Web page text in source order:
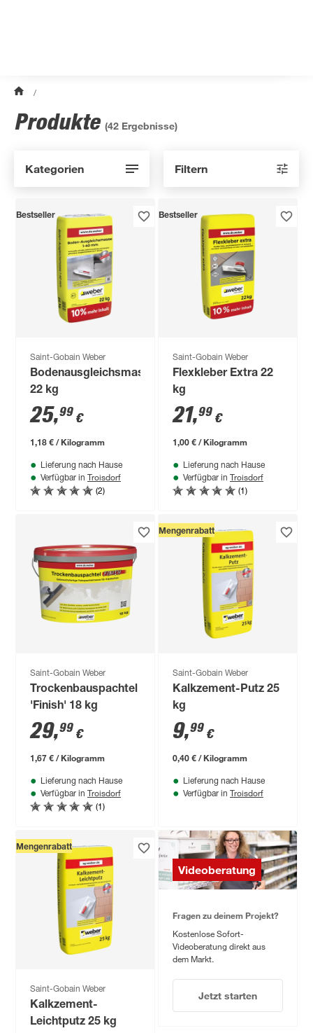
/
Produkte (42 Ergebnisse)
Kategorien Filtern
Bestseller
Saint-Gobain Weber
Bodenausgleichsmasse
22 kg
25,99 €
1,18 € / Kilogramm
Lieferung nach Hause
Verfügbar in Troisdorf
(2)
Bestseller
Saint-Gobain Weber
Flexkleber Extra 22
kg
21,99 €
1,00 € / Kilogramm
Lieferung nach Hause
Verfügbar in Troisdorf
(1)
Saint-Gobain Weber
Trockenbauspachtel
'Finish' 18 kg
29,99 €
1,67 € / Kilogramm
Lieferung nach Hause
Verfügbar in Troisdorf
(1)
Mengenrabatt
Saint-Gobain Weber
Kalkzement-Putz 25
kg
9,99 €
0,40 € / Kilogramm
Lieferung nach Hause
Verfügbar in Troisdorf
Mengenrabatt
Saint-Gobain Weber
Kalkzement-
Leichtputz 25 kg
Videoberatung
Fragen zu deinem Projekt?
Kostenlose Sofort-
Videoberatung direkt aus
dem Markt.
Jetzt starten